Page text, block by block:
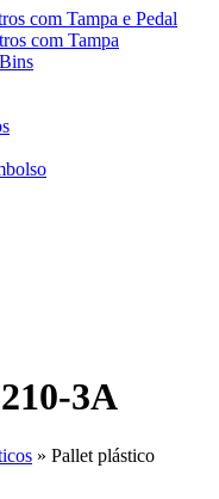
com Tampa e Pedal
com Tampa
3A
» Pallet plástico